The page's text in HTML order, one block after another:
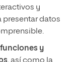
y
presentar datos
funciones y